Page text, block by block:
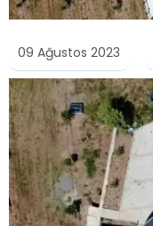
09 Ağustos 2023